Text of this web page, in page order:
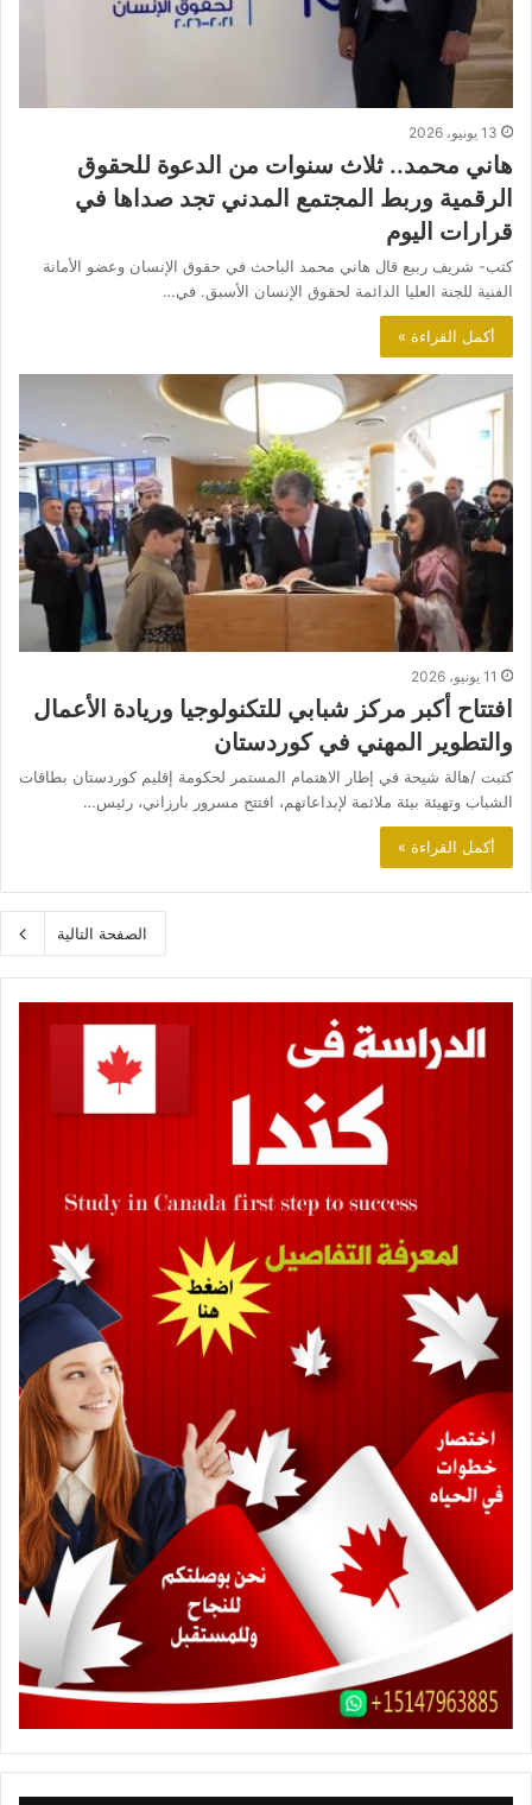
13 يونيو، 2026
هاني محمد.. ثلاث سنوات من الدعوة للحقوق
الرقمية وربط المجتمع المدني تجد صداها في
قرارات اليوم
كتب- شريف رببع قال هاني محمد الباحث في حقوق الإنسان وعضو الأمانة
الفنية للجنة العليا الدائمة لحقوق الإنسان الأسبق. في…
أكمل القراءة »
11 يونيو، 2026
افتتاح أكبر مركز شبابي للتكنولوجيا وريادة الأعمال
والتطوير المهني في كوردستان
كتبت /هالة شيحة في إطار الاهتمام المستمر لحكومة إقليم كوردستان بطاقات
الشباب وتهيئة بيئة ملائمة لإبداعاتهم، افتتح مسرور بارزاني، رئيس…
أكمل القراءة »
الصفحة التالية